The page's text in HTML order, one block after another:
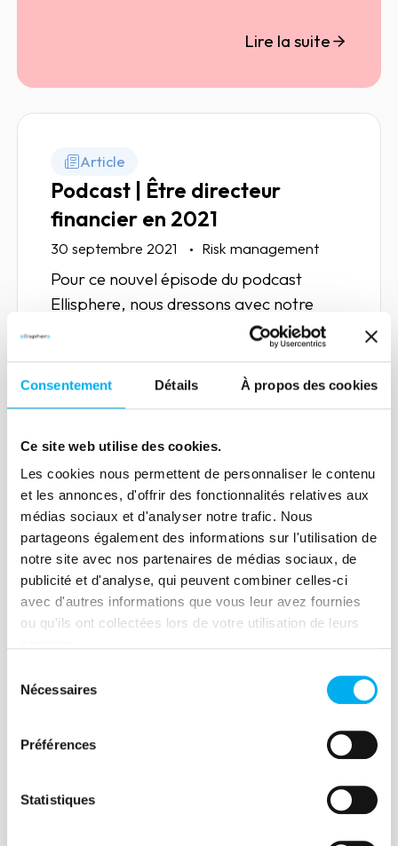
Consentement Détails À propos des cookies
Ce site web utilise des cookies.
Les cookies nous permettent de personnaliser le contenu
et les annonces, d'offrir des fonctionnalités relatives aux
médias sociaux et d'analyser notre trafic. Nous
partageons également des informations sur l'utilisation de
notre site avec nos partenaires de médias sociaux, de
publicité et d'analyse, qui peuvent combiner celles-ci
avec d'autres informations que vous leur avez fournies
ou qu'ils ont collectées lors de votre utilisation de leurs
Nécessaires
Préférences
Statistiques
Lire la suite
Article
Podcast | Être directeur
financier en 2021
30 septembre 2021 Risk management
Pour ce nouvel épisode du podcast
Ellisphere, nous dressons avec notre
invité, le portrait du directeur financier
Lire la suite
Ellisphere : au cœur d’un
traitement éthique de la data
18 mars 2021 Risk management
entreprises et institutions sont devenues
individus. Zoom sur l'organisation
BtoB.